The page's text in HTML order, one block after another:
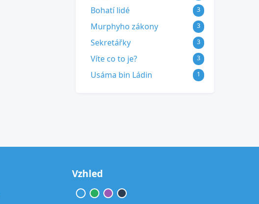
Bohatí lidé 3
Murphyho zákony 3
Sekretářky 3
Víte co to je? 3
Usáma bin Ládin 1
Vzhled